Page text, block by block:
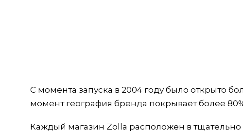
С момента запуска в 2004 году было открыто
момент география бренда покрывает более
Каждый магазин Zolla расположен в